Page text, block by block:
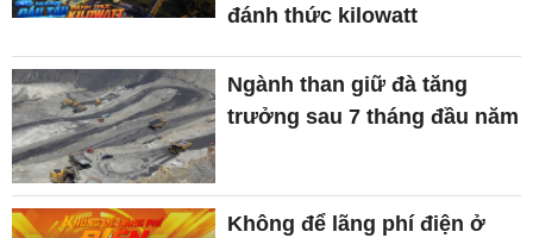
đánh thức kilowatt
Ngành than giữ đà tăng
trưởng sau 7 tháng đầu năm
Không để lãng phí điện ở